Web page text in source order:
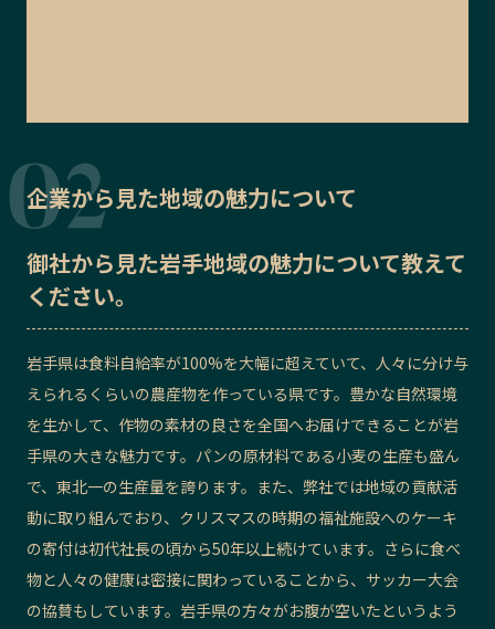
企業から見た地域の魅力について
御社から見た岩手地域の魅力について教えて
ください。
岩手県は食料自給率が100%を大幅に超えていて、人々に分け与
えられるくらいの農産物を作っている県です。豊かな自然環境
を生かして、作物の素材の良さを全国へお届けできることが岩
手県の大きな魅力です。パンの原材料である小麦の生産も盛ん
で、東北一の生産量を誇ります。また、弊社では地域の貢献活
動に取り組んでおり、クリスマスの時期の福祉施設へのケーキ
の寄付は初代社長の頃から50年以上続けています。さらに食べ
物と人々の健康は密接に関わっていることから、サッカー大会
の協賛もしています。岩手県の方々がお腹が空いたというよう